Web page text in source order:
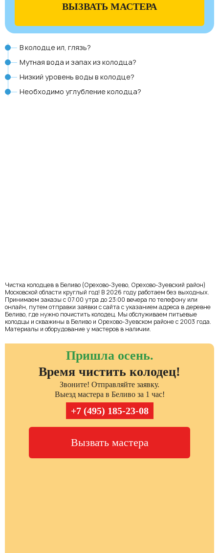
ВЫЗВАТЬ МАСТЕРА
В колодце ил, глязь?
Мутная вода и запах из колодца?
Низкий уровень воды в колодце?
Необходимо углубление колодца?
Чистка колодцев в Беливо (Орехово-Зуево, Орехово-Зуевский район)
Московской области круглый год! В 2026 году работаем без выходных.
Принимаем заказы с 07:00 утра до 23:00 вечера по телефону или
онлайн, путем отправки заявки с сайта с указанием адреса в деревне
Беливо, где нужно почистить колодец. Мы обслуживаем питьевые
колодцы и скважины в Беливо и Орехово-Зуевском районе с 2003 года.
Материалы и оборудование у мастеров в наличии.
Пришла осень.
Время чистить колодец!
Звоните! Отправляйте заявку.
Выезд мастера в Беливо за 1 час!
+7 (495) 185-23-08
Вызвать мастера